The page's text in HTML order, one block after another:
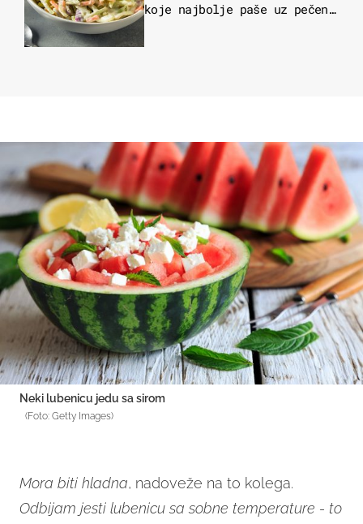
koje najbolje paše uz pečeno
Neki lubenicu jedu sa sirom
(Foto: Getty Images)
Mora biti hladna, nadoveže na to kolega.
Odbijam jesti lubenicu sa sobne temperature - to